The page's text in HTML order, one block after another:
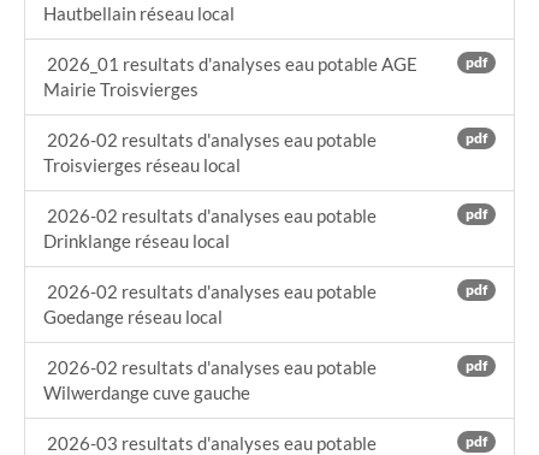
Hautbellain réseau local
pdf
2026_01 resultats d'analyses eau potable AGE
Mairie Troisvierges
pdf
2026-02 resultats d'analyses eau potable
Troisvierges réseau local
pdf
2026-02 resultats d'analyses eau potable
Drinklange réseau local
pdf
2026-02 resultats d'analyses eau potable
Goedange réseau local
pdf
2026-02 resultats d'analyses eau potable
Wilwerdange cuve gauche
pdf
2026-03 resultats d'analyses eau potable